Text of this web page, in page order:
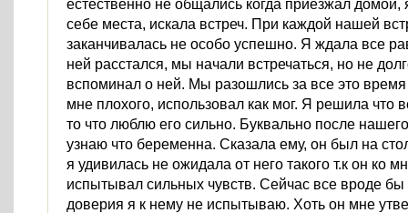
естественно не общались когда приезжал домой,
себе места, искала встреч. При каждой нашей
заканчивалась не особо успешно. Я ждала все
ней расстался, мы начали встречаться, но не
вспоминал о ней. Мы разошлись за все это
мне плохого, использовал как мог. Я решила что
то что люблю его сильно. Буквально после
узнаю что беременна. Сказала ему, он был на
я удивилась не ожидала от него такого т.к он ко
испытывал сильных чувств. Сейчас все вроде
доверия я к нему не испытываю. Хоть он мне